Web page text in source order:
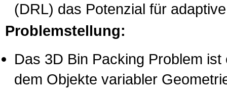
(DRL) das Potenzial für
Problemstellung:
Das 3D Bin Packing Problem
dem Objekte variabler